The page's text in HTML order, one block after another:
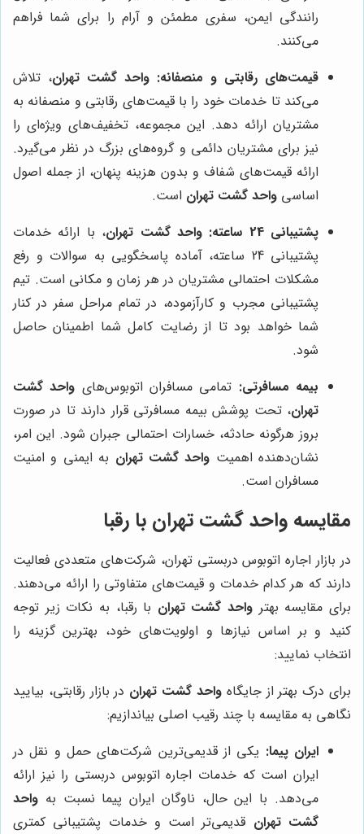
رانندگی ایمن، سفری مطمئن و آرام را برای شما فراهم
می‌کنند.
قیمت‌های رقابتی و منصفانه: واحد گشت تهران، تلاش
می‌کند تا خدمات خود را با قیمت‌های رقابتی و منصفانه به
مشتریان ارائه دهد. این مجموعه، تخفیف‌های ویژه‌ای را
نیز برای مشتریان دائمی و گروه‌های بزرگ در نظر می‌گیرد.
ارائه قیمت‌های شفاف و بدون هزینه پنهان، از جمله اصول
اساسی واحد گشت تهران است.
پشتیبانی 24 ساعته:
واحد گشت تهران، با ارائه خدمات
پشتیبانی 24 ساعته، آماده پاسخگویی به سوالات و رفع
مشکلات احتمالی مشتریان در هر زمان و مکانی است. تیم
پشتیبانی مجرب و کارآزموده، در تمام مراحل سفر در کنار
شما خواهد بود تا از رضایت کامل شما اطمینان حاصل
شود.
بیمه مسافرتی: تمامی مسافران اتوبوس‌های واحد گشت
تهران، تحت پوشش بیمه مسافرتی قرار دارند تا در صورت
بروز هرگونه حادثه، خسارات احتمالی جبران شود. این امر،
نشان‌دهنده اهمیت واحد گشت تهران به ایمنی و امنیت
مسافران است.
مقایسه واحد گشت تهران با رقبا
در بازار اجاره اتوبوس دربستی تهران، شرکت‌های متعددی فعالیت
دارند که هر کدام خدمات و قیمت‌های متفاوتی را ارائه می‌دهند.
برای مقایسه بهتر واحد گشت تهران با رقبا، به نکات زیر توجه
کنید و بر اساس نیازها و اولویت‌های خود، بهترین گزینه را
انتخاب نمایید:
برای درک بهتر از جایگاهواحد گشت تهران در بازار رقابتی، بیایید
نگاهی به مقایسه با چند رقیب اصلی بیاندازیم:
ایران پیما: یکی از قدیمی‌ترین شرکت‌های حمل و نقل در
ایران است که خدمات اجاره اتوبوس دربستی را نیز ارائه
می‌دهد. با این حال، ناوگان ایران پیما نسبت به واحد
گشت تهران قدیمی‌تر است و خدمات پشتیبانی کمتری